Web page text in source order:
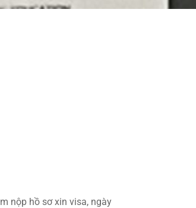
nộp hồ sơ xin visa, ngày